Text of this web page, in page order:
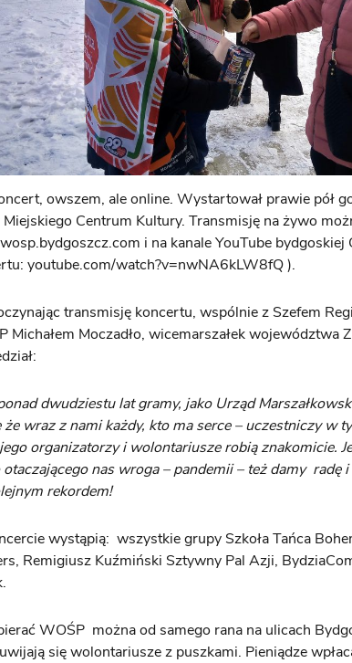
owszem, ale online. Wystartował prawie pół
Miejskiego Centrum Kultury. Transmisję na żywo
i na kanale YouTube bydgoskiej
youtube.com/watch?v=nwNA6kLW8fQ ).
transmisję koncertu, wspólnie z Szefem
Michałem Moczadło, wicemarszałek województwa
dwudziestu lat gramy, jako Urząd
że wraz z nami każdy, kto ma serce – uczestniczy w
organizatorzy i wolontariusze robią znakomicie.
nas wroga – pandemii – też damy radę
rekordem!
wystąpią: wszystkie grupy Szkoła Tańca
Remigiusz Kuźmiński Sztywny Pal Azji,
WOŚP można od samego rana na ulicach
się wolontariusze z puszkami. Pieniądze